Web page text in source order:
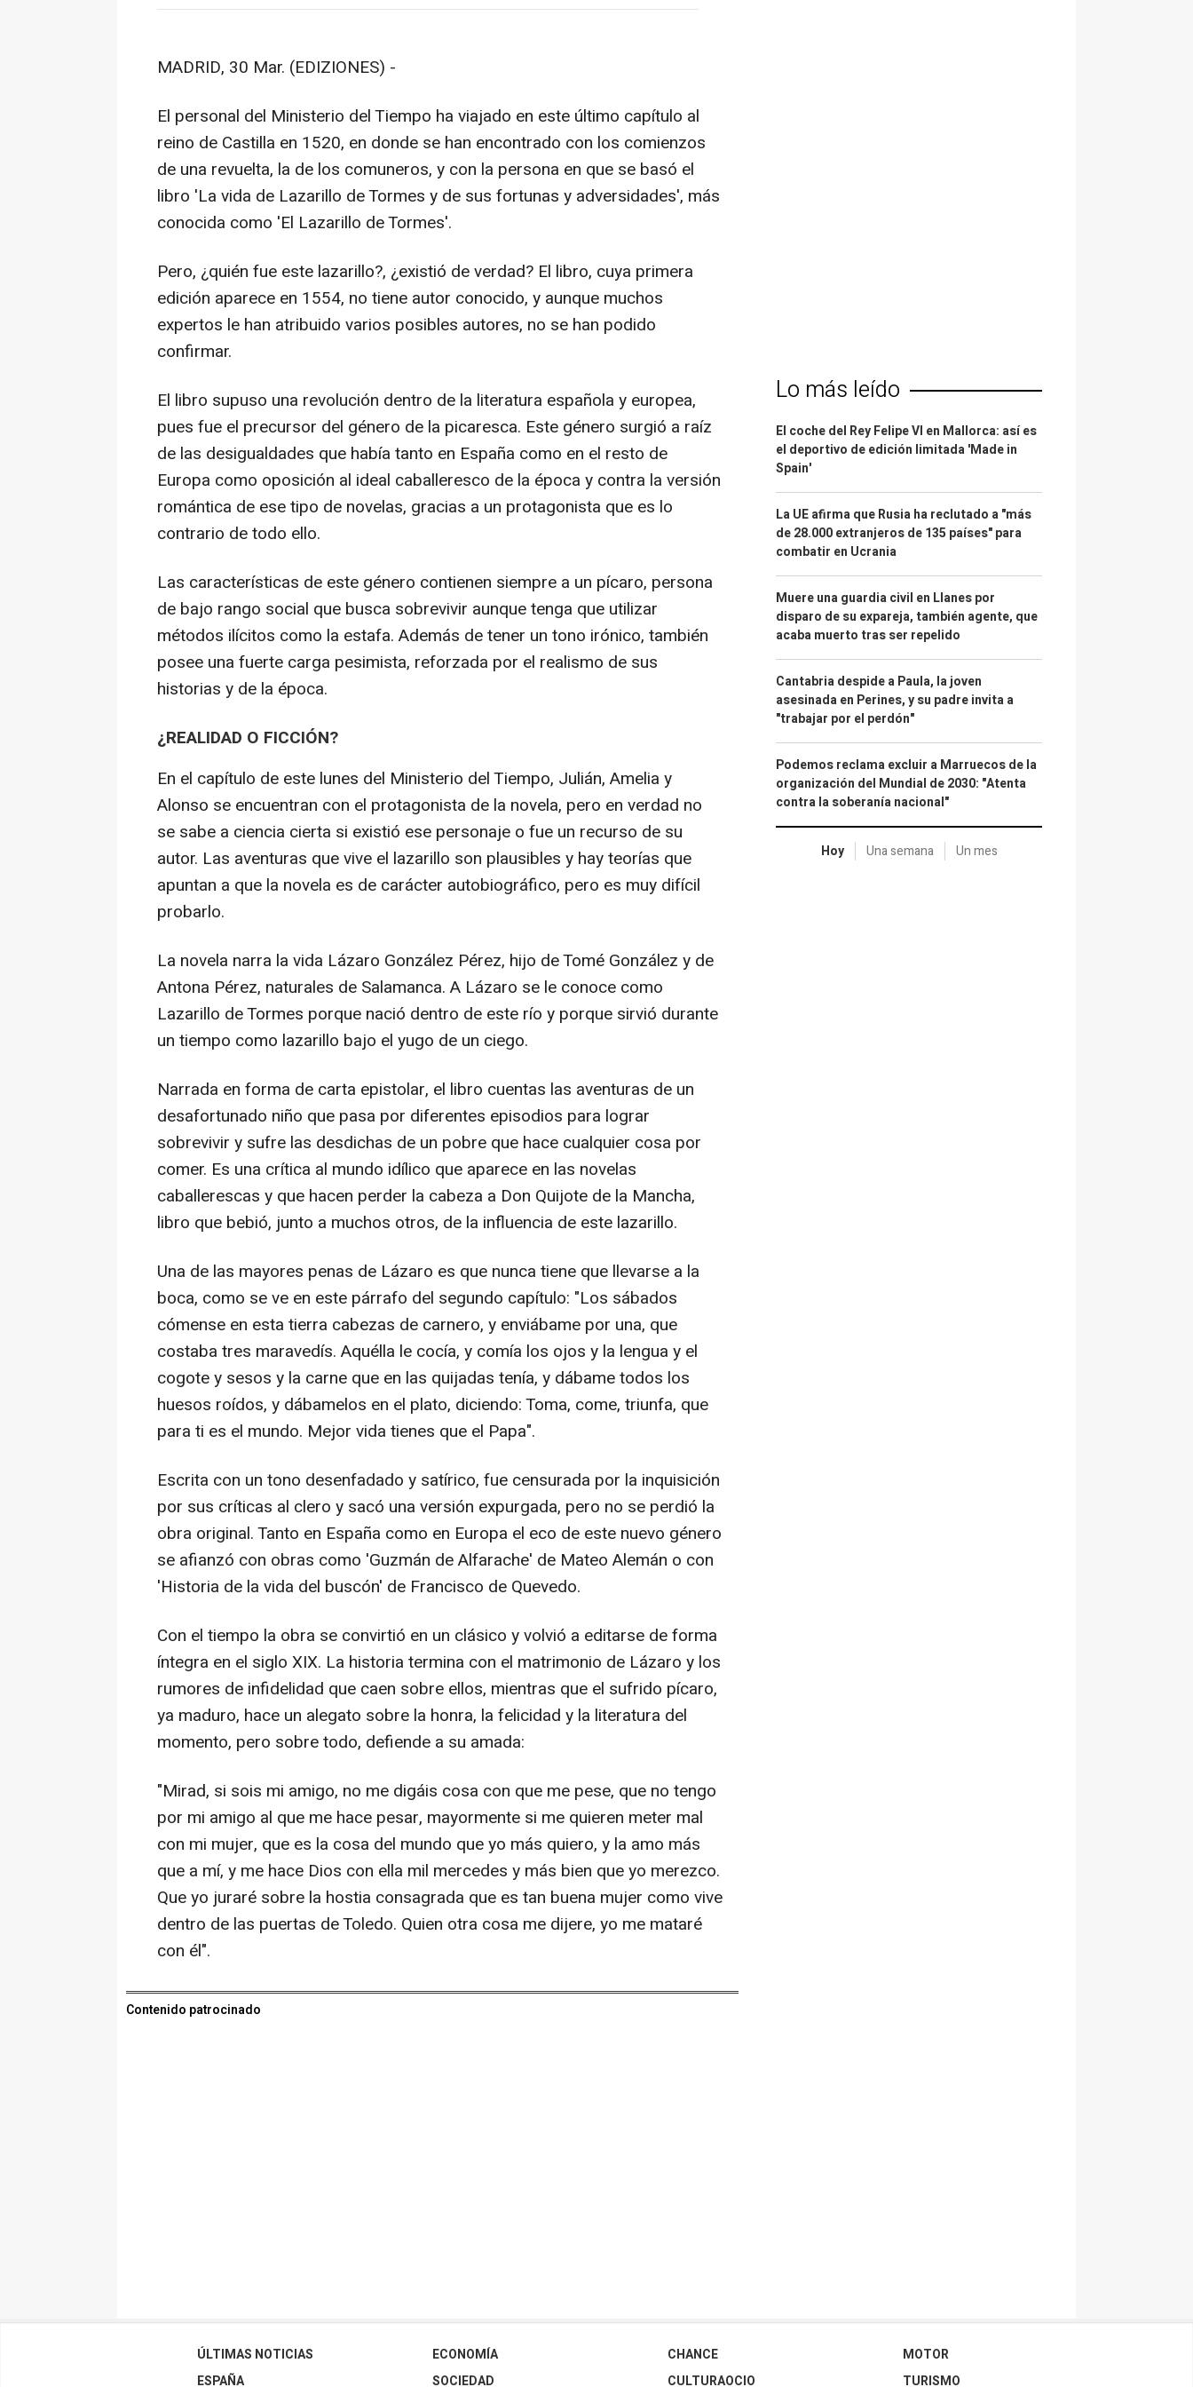
MADRID, 30 Mar. (EDIZIONES) -
El personal del Ministerio del Tiempo ha viajado en este último capítulo al
reino de Castilla en 1520, en donde se han encontrado con los comienzos
de una revuelta, la de los comuneros, y con la persona en que se basó el
libro 'La vida de Lazarillo de Tormes y de sus fortunas y adversidades', más
conocida como 'El Lazarillo de Tormes'.
Pero, ¿quién fue este lazarillo?, ¿existió de verdad? El libro, cuya primera
edición aparece en 1554, no tiene autor conocido, y aunque muchos
expertos le han atribuido varios posibles autores, no se han podido
confirmar.
El libro supuso una revolución dentro de la literatura española y europea,
pues fue el precursor del género de la picaresca. Este género surgió a raíz
de las desigualdades que había tanto en España como en el resto de
Europa como oposición al ideal caballeresco de la época y contra la versión
romántica de ese tipo de novelas, gracias a un protagonista que es lo
contrario de todo ello.
Las características de este género contienen siempre a un pícaro, persona
de bajo rango social que busca sobrevivir aunque tenga que utilizar
métodos ilícitos como la estafa. Además de tener un tono irónico, también
posee una fuerte carga pesimista, reforzada por el realismo de sus
historias y de la época.
¿REALIDAD O FICCIÓN?
En el capítulo de este lunes del Ministerio del Tiempo, Julián, Amelia y
Alonso se encuentran con el protagonista de la novela, pero en verdad no
se sabe a ciencia cierta si existió ese personaje o fue un recurso de su
autor. Las aventuras que vive el lazarillo son plausibles y hay teorías que
apuntan a que la novela es de carácter autobiográfico, pero es muy difícil
probarlo.
La novela narra la vida Lázaro González Pérez, hijo de Tomé González y de
Antona Pérez, naturales de Salamanca. A Lázaro se le conoce como
Lazarillo de Tormes porque nació dentro de este río y porque sirvió durante
un tiempo como lazarillo bajo el yugo de un ciego.
Narrada en forma de carta epistolar, el libro cuentas las aventuras de un
desafortunado niño que pasa por diferentes episodios para lograr
sobrevivir y sufre las desdichas de un pobre que hace cualquier cosa por
comer. Es una crítica al mundo idílico que aparece en las novelas
caballerescas y que hacen perder la cabeza a Don Quijote de la Mancha,
libro que bebió, junto a muchos otros, de la influencia de este lazarillo.
Una de las mayores penas de Lázaro es que nunca tiene que llevarse a la
boca, como se ve en este párrafo del segundo capítulo: "Los sábados
cómense en esta tierra cabezas de carnero, y enviábame por una, que
costaba tres maravedís. Aquélla le cocía, y comía los ojos y la lengua y el
cogote y sesos y la carne que en las quijadas tenía, y dábame todos los
huesos roídos, y dábamelos en el plato, diciendo: Toma, come, triunfa, que
para ti es el mundo. Mejor vida tienes que el Papa".
Escrita con un tono desenfadado y satírico, fue censurada por la inquisición
por sus críticas al clero y sacó una versión expurgada, pero no se perdió la
obra original. Tanto en España como en Europa el eco de este nuevo género
se afianzó con obras como 'Guzmán de Alfarache' de Mateo Alemán o con
'Historia de la vida del buscón' de Francisco de Quevedo.
Con el tiempo la obra se convirtió en un clásico y volvió a editarse de forma
íntegra en el siglo XIX. La historia termina con el matrimonio de Lázaro y los
rumores de infidelidad que caen sobre ellos, mientras que el sufrido pícaro,
ya maduro, hace un alegato sobre la honra, la felicidad y la literatura del
momento, pero sobre todo, defiende a su amada:
"Mirad, si sois mi amigo, no me digáis cosa con que me pese, que no tengo
por mi amigo al que me hace pesar, mayormente si me quieren meter mal
con mi mujer, que es la cosa del mundo que yo más quiero, y la amo más
que a mí, y me hace Dios con ella mil mercedes y más bien que yo merezco.
Que yo juraré sobre la hostia consagrada que es tan buena mujer como vive
dentro de las puertas de Toledo. Quien otra cosa me dijere, yo me mataré
con él".
Contenido patrocinado
Lo más leído
El coche del Rey Felipe VI en Mallorca: así es
el deportivo de edición limitada 'Made in
Spain'
La UE afirma que Rusia ha reclutado a "más
de 28.000 extranjeros de 135 países" para
combatir en Ucrania
Muere una guardia civil en Llanes por
disparo de su expareja, también agente, que
acaba muerto tras ser repelido
Cantabria despide a Paula, la joven
asesinada en Perines, y su padre invita a
"trabajar por el perdón"
Podemos reclama excluir a Marruecos de la
organización del Mundial de 2030: "Atenta
contra la soberanía nacional"
Hoy Una semana Un mes
ÚLTIMAS NOTICIAS
ESPAÑA
ECONOMÍA
SOCIEDAD
CHANCE
CULTURAOCIO
MOTOR
TURISMO